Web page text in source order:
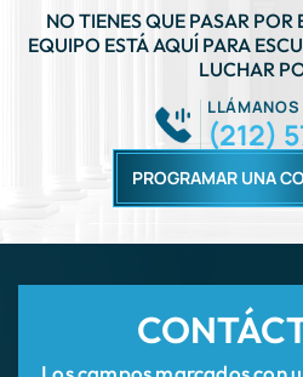
NO TIENES QUE PASAR POR
EQUIPO ESTÁ AQUÍ PARA
LUCHAR
PROGRAMAR UNA
(212)